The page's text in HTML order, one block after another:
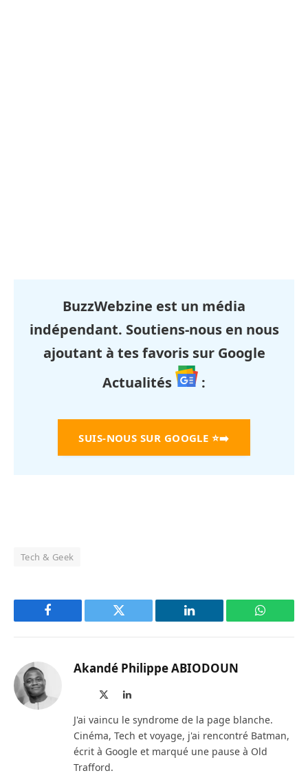
BuzzWebzine est un média
indépendant. Soutiens-nous en nous
ajoutant à tes favoris sur Google
Actualités
:
SUIS-NOUS SUR GOOGLE ⭐➡️
Tech & Geek
Facebook Twitter LinkedIn
Akandé Philippe ABIODOUN
LinkedIn
J'ai vaincu le syndrome de la page blanche.
Cinéma, Tech et voyage, j'ai rencontré Batman,
écrit à Google et marqué une pause à Old
Trafford.